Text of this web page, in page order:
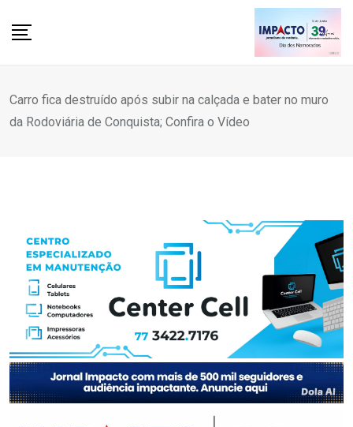
Carro fica destruído após subir na calçada e bater no muro
da Rodoviária de Conquista; Confira o Vídeo